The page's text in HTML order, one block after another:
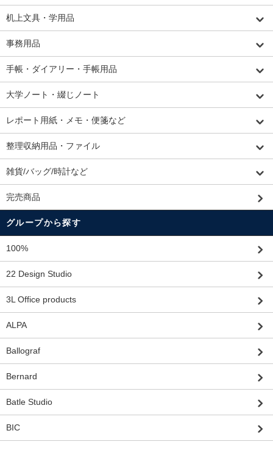
机上文具・学用品
事務用品
手帳・ダイアリー・手帳用品
大学ノート・綴じノート
レポート用紙・メモ・便箋など
整理収納用品・ファイル
雑貨/バッグ/時計など
完売商品
グループから探す
100%
22 Design Studio
3L Office products
ALPA
Ballograf
Bernard
Batle Studio
BIC